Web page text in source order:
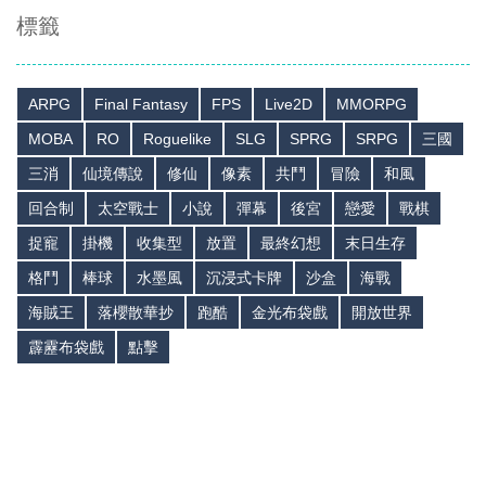
標籤
ARPG Final Fantasy FPS Live2D
MMORPG
MOBA
RO Roguelike SLG SPRG SRPG
三國
三消
仙境傳說 修仙 像素 共鬥 冒險
和風
回合制
太空戰士 小說 彈幕 後宮 戀愛
戰棋
捉寵
掛機 收集型 放置 最終幻想
末日生存
格鬥
棒球 水墨風 沉浸式卡牌 沙盒
海戰
海賊王
落櫻散華抄 跑酷 金光布袋戲
開放世界
霹靂布袋戲
點擊